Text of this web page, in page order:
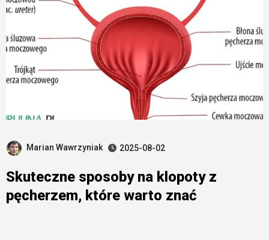
Marian Wawrzyniak 2025-08-02
Skuteczne sposoby na klopoty z
pęcherzem, które warto znać